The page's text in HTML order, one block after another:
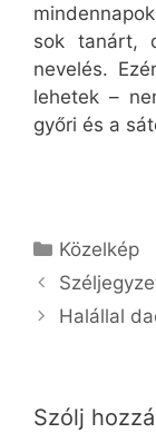
sok tanárt,
nevelés.
lehetek –
győri és a
Kategória
Közelkép
Halállal
Szólj